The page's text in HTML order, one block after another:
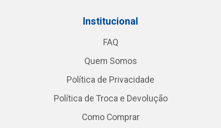
Institucional
FAQ
Quem Somos
Política de Privacidade
Política de Troca e Devolução
Como Comprar